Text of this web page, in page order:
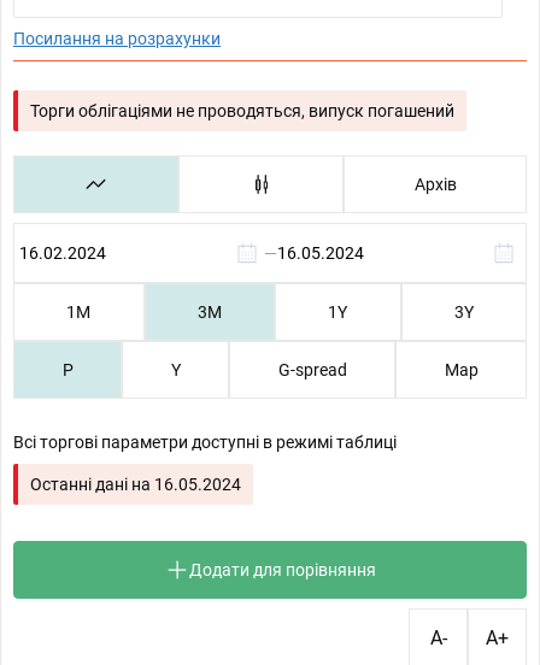
Посилання на розрахунки
Торги облігаціями не проводяться, випуск погашений
Архів
—
1М 3М 1Y 3Y
P Y G-spread Map
Всі торгові параметри доступні в режимі таблиці
Останні дані на 16.05.2024
Додати для порівняння
A- A+